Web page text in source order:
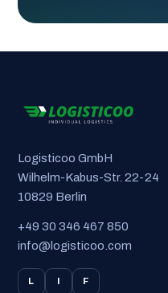
Logisticoo GmbH
Wilhelm-Kabus-Str. 22-24
10829 Berlin
+49 30 346 467 850
info@logisticoo.com
L F